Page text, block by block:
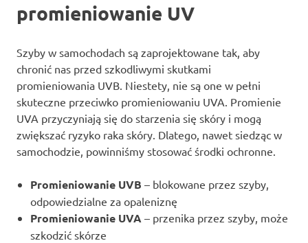
promieniowanie UV
Szyby w samochodach są zaprojektowane tak, aby
chronić nas przed szkodliwymi skutkami
promieniowania UVB. Niestety, nie są one w pełni
skuteczne przeciwko promieniowaniu UVA. Promienie
UVA przyczyniają się do starzenia się skóry i mogą
zwiększać ryzyko raka skóry. Dlatego, nawet siedząc w
samochodzie, powinniśmy stosować środki ochronne.
Promieniowanie UVB – blokowane przez szyby,
odpowiedzialne za opaleniznę
Promieniowanie UVA – przenika przez szyby, może
szkodzić skórze